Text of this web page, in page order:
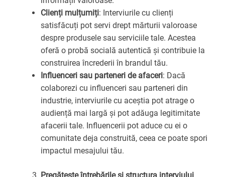
Clienți mulțumiți: Interviurile cu clienți
satisfăcuți pot servi drept mărturii valoroase
despre produsele sau serviciile tale. Acestea
oferă o probă socială autentică și contribuie la
construirea încrederii în brandul tău.
Influenceri sau parteneri de afaceri: Dacă
colaborezi cu influenceri sau parteneri din
industrie, interviurile cu aceștia pot atrage o
audiență mai largă și pot adăuga legitimitate
afacerii tale. Influencerii pot aduce cu ei o
comunitate deja construită, ceea ce poate spori
impactul mesajului tău.